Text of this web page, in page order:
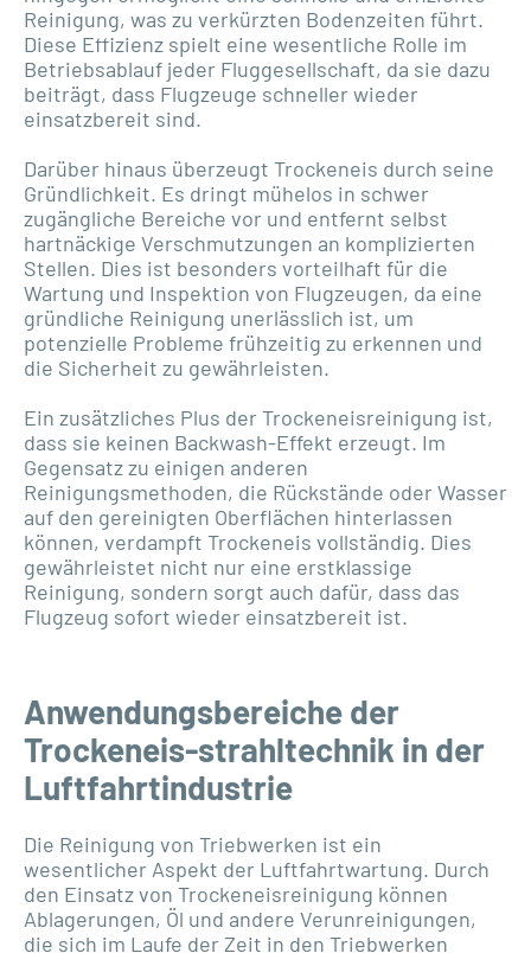
Reinigung, was zu verkürzten Bodenzeiten führt.
Diese Effizienz spielt eine wesentliche Rolle im
Betriebsablauf jeder Fluggesellschaft, da sie dazu
beiträgt, dass Flugzeuge schneller wieder
einsatzbereit sind.
Darüber hinaus überzeugt Trockeneis durch seine
Gründlichkeit. Es dringt mühelos in schwer
zugängliche Bereiche vor und entfernt selbst
hartnäckige Verschmutzungen an komplizierten
Stellen. Dies ist besonders vorteilhaft für die
Wartung und Inspektion von Flugzeugen, da eine
gründliche Reinigung unerlässlich ist, um
potenzielle Probleme frühzeitig zu erkennen und
die Sicherheit zu gewährleisten.
Ein zusätzliches Plus der Trockeneisreinigung ist,
dass sie keinen Backwash-Effekt erzeugt. Im
Gegensatz zu einigen anderen
Reinigungsmethoden, die Rückstände oder Wasser
auf den gereinigten Oberflächen hinterlassen
können, verdampft Trockeneis vollständig. Dies
gewährleistet nicht nur eine erstklassige
Reinigung, sondern sorgt auch dafür, dass das
Flugzeug sofort wieder einsatzbereit ist.
Anwendungsbereiche der
Trockeneis-strahltechnik in der
Luftfahrtindustrie
Die Reinigung von Triebwerken ist ein
wesentlicher Aspekt der Luftfahrtwartung. Durch
den Einsatz von Trockeneisreinigung können
Ablagerungen, Öl und andere Verunreinigungen,
die sich im Laufe der Zeit in den Triebwerken